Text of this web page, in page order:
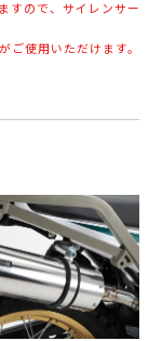
すので、サイレンサー
ご使用いただけます。